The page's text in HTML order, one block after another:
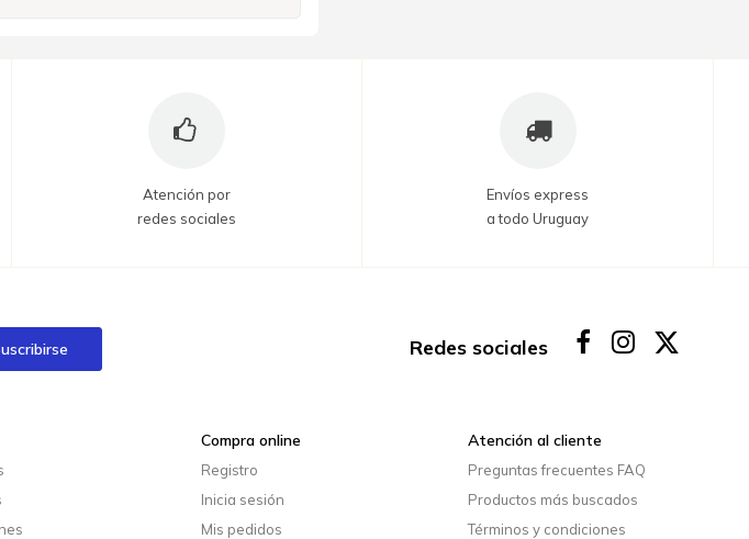
Atención por
redes sociales
Envíos express
a todo Uruguay
Redes sociales
Compra online
Registro
Inicia sesión
Mis pedidos
Atención al cliente
Preguntas frecuentes FAQ
Productos más buscados
Términos y condiciones